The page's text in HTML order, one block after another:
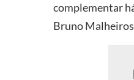
complementar
Bruno